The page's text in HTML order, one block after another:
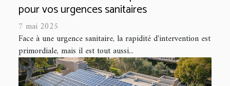
pour vos urgences sanitaires
7 mai 2025
Face à une urgence sanitaire, la rapidité d'intervention est
primordiale, mais il est tout aussi...